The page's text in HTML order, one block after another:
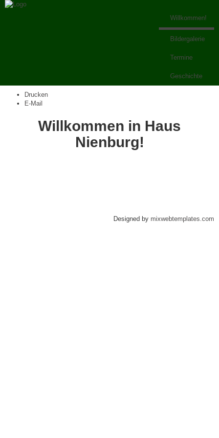
Willkommen!
Bildergalerie
Termine
Geschichte
Drucken
E-Mail
Willkommen in Haus
Nienburg!
Designed by mixwebtemplates.com